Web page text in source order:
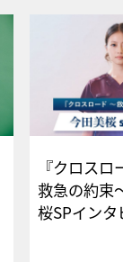
『クロス
救急の約束
桜SPイ